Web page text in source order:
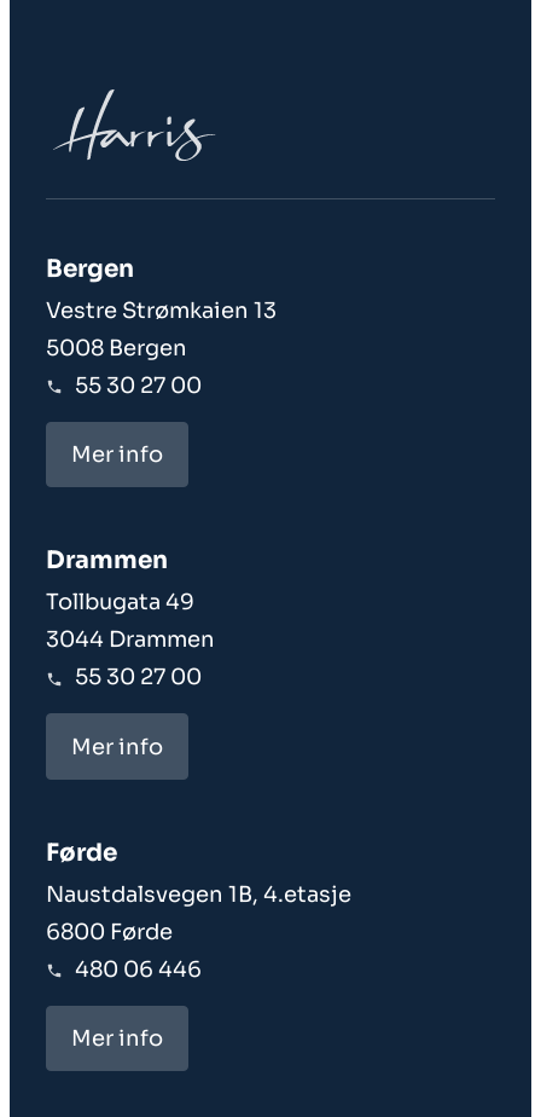
Bergen
Vestre Strømkaien 13
5008 Bergen
55 30 27 00
Mer info
Drammen
Tollbugata 49
3044 Drammen
55 30 27 00
Mer info
Førde
Naustdalsvegen 1B, 4.etasje
6800 Førde
480 06 446
Mer info